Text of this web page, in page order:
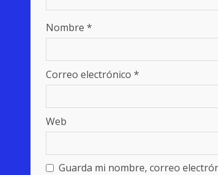
Nombre *
Correo electrónico *
Web
Guarda mi nombre, correo